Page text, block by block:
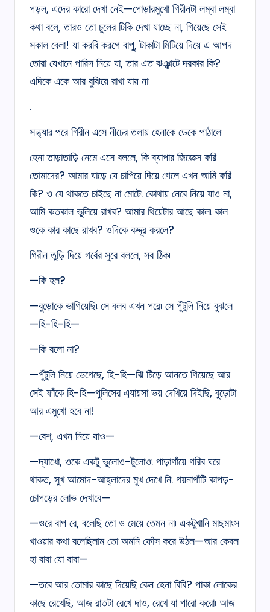
পড়ল, এদের কারো দেখা নেই—পোড়ারমুখো গিরীনটা লম্বা লম্বা
কথা বলে, তারও তো চুলের টিকি দেখা যাচ্ছে না, গিয়েছে সেই
সকাল বেলা! যা করবি করগে বাপু, টাকাটা মিটিয়ে দিয়ে এ আপদ
তোরা যেখানে পারিস নিয়ে যা, তার এত ঝঞ্ঝাটে দরকার কি?
এদিকে একে আর বুঝিয়ে রাখা যায় না৷
.
সন্ধ্যার পরে গিরীন এসে নীচের তলায় হেনাকে ডেকে পাঠালে৷
হেনা তাড়াতাড়ি নেমে এসে বললে, কি ব্যাপার জিজ্ঞেস করি
তোমাদের? আমার ঘাড়ে যে চাপিয়ে দিয়ে গেলে এখন আমি করি
কি? ও যে থাকতে চাইছে না মোটে৷ কোথায় নেবে নিয়ে যাও না,
আমি কতকাল ভুলিয়ে রাখব? আমার থিয়েটার আছে কাল৷ কাল
ওকে কার কাছে রাখব? ওদিকে কদ্দূর করলে?
গিরীন তুড়ি দিয়ে গর্বের সুরে বললে, সব ঠিক৷
—কি হল?
—বুড়োকে ভাগিয়েছি৷ সে বলব এখন পরে৷ সে পুঁটুলি নিয়ে বুঝলে
—হি-হি-হি—
—কি বলো না?
—পুঁটুলি নিয়ে ভেগেছে, হি-হি—ঝি চিঁড়ে আনতে গিয়েছে আর
সেই ফাঁকে হি-হি—পুলিসের এ্যায়সা ভয় দেখিয়ে দিইছি, বুড়োটা
আর এমুখো হবে না!
—বেশ, এখন নিয়ে যাও—
—দ্যাখো, ওকে একটু ভুলোও-টুলোও৷ পাড়াগাঁয়ে গরিব ঘরে
থাকত, সুখ আমোদ-আহ্লাদের মুখ দেখে নি৷ গয়নাগাঁটি কাপড়-
চোপড়ের লোভ দেখাবে—
—ওরে বাপ রে, বলেছি তো ও মেয়ে তেমন না৷ একটুখানি মাছমাংস
খাওয়ার কথা বলেছিলাম তো অমনি ফোঁস করে উঠল—আর কেবল
হা বাবা যো বাবা—
—তবে আর তোমার কাছে দিয়েছি কেন হেনা বিবি? পাকা লোকের
কাছে রেখেছি, আজ রাতটা রেখে দাও, রেখে যা পারো করো৷ আজ